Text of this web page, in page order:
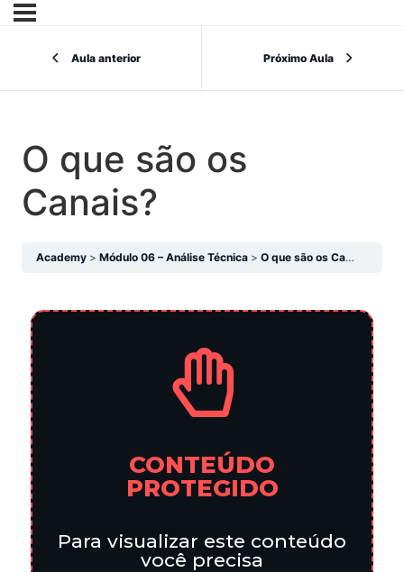
Aula anterior Próximo Aula
O que são os
Canais?
Academy Módulo 06 – Análise Técnica O que são os Canais?
CONTEÚDO
PROTEGIDO
Para visualizar este conteúdo
você precisa